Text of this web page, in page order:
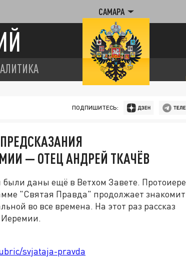
САМАРА
ПОДПИШИТЕСЬ:
— ОТЕЦ АНДРЕЙ ТКАЧЁВ
даны ещё в Ветхом Завете.
"Святая Правда" продолжает
во все времена. На этот раз рассказ
Иеремии.
svjataja-pravda